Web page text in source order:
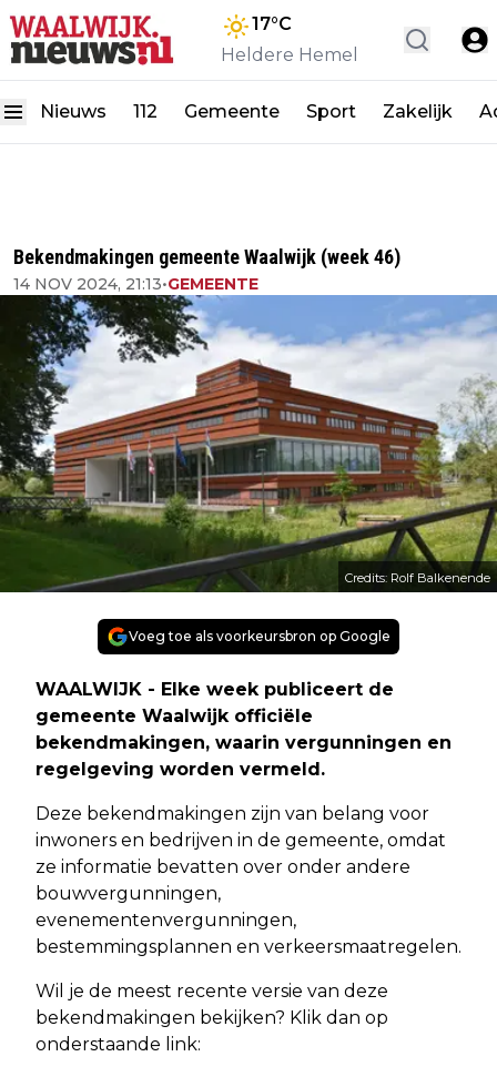
17°C
Heldere Hemel
Nieuws 112 Gemeente Sport Zakelijk
Bekendmakingen gemeente Waalwijk (week 46)
14 NOV 2024, 21:13•GEMEENTE
Credits: Rolf Balkenende
Voeg toe als voorkeursbron op Google
WAALWIJK - Elke week publiceert de
gemeente Waalwijk officiële
bekendmakingen, waarin vergunningen en
regelgeving worden vermeld.
Deze bekendmakingen zijn van belang voor
inwoners en bedrijven in de gemeente, omdat
ze informatie bevatten over onder andere
bouwvergunningen,
evenementenvergunningen,
bestemmingsplannen en verkeersmaatregelen.
Wil je de meest recente versie van deze
bekendmakingen bekijken? Klik dan op
onderstaande link: